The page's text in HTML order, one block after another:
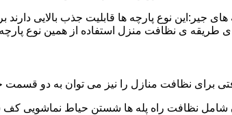
های جیر:این نوع پارچه ها قابلیت جذب بالایی
ی طریقه ی نظافت منزل استفاده از همین نوع
برای نظافت منازل را نیز می توان به دو
نظافت راه پله ها شستن حیاط نماشویی کف